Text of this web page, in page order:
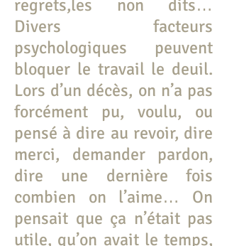
regrets,les non dits…
Divers facteurs
psychologiques peuvent
bloquer le travail le deuil.
Lors d’un décès, on n’a pas
forcément pu, voulu, ou
pensé à dire au revoir, dire
merci, demander pardon,
dire une dernière fois
combien on l’aime… On
pensait que ça n’était pas
utile, qu’on avait le temps,